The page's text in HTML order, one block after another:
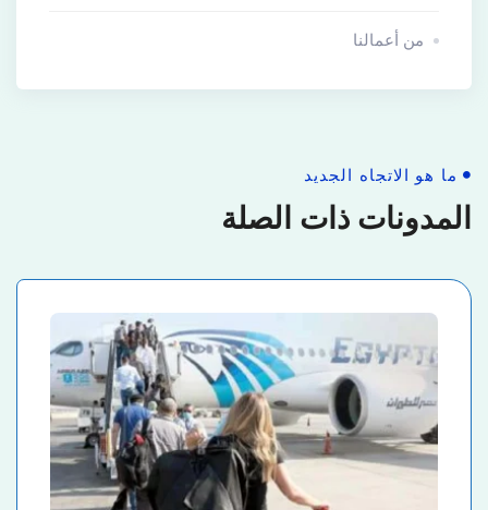
من أعمالنا
ما هو الاتجاه الجديد
المدونات ذات الصلة